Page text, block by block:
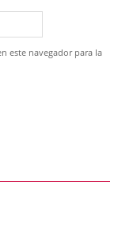
este navegador para la